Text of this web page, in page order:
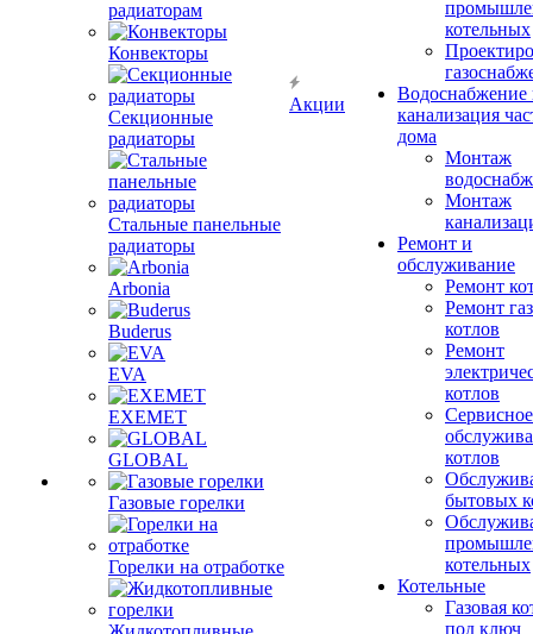
радиаторам
Конвекторы
Секционные
радиаторы
Стальные панельные
радиаторы
Arbonia
Buderus
EVA
EXEMET
GLOBAL
Газовые горелки
Горелки на отработке
Акции
котельных
Водоснабжение
канализация
дома
Монтаж
Монтаж
Ремонт и
обслуживание
Ремонт
Ремонт
котлов
Ремонт
котлов
Сервисное
котлов
бытовых
котельных
Котельные
Газовая
под ключ